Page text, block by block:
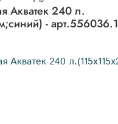
Акватек 240 л.
- арт.556036.1